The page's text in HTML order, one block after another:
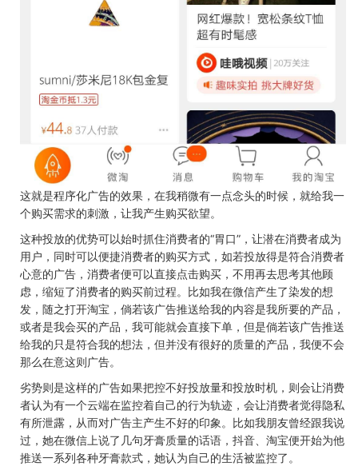
这就是程序化广告的效果，在我稍微有一点念头的时候，就给我一
个购买需求的刺激，让我产生购买欲望。
这种投放的优势可以始时抓住消费者的“胃口”，让潜在消费者成为
用户，同时可以便捷消费者的购买方式，如若投放得是符合消费者
心意的广告，消费者便可以直接点击购买，不用再去思考其他顾
虑，缩短了消费者的购买前过程。比如我在微信产生了染发的想
发，随之打开淘宝，倘若该广告推送给我的内容是我所要的产品，
或者是我会买的产品，我可能就会直接下单，但是倘若该广告推送
给我的只是符合我的想法，但并没有很好的质量的产品，我便不会
那么在意这则广告。
劣势则是这样的广告如果把控不好投放量和投放时机，则会让消费
者认为有一个云端在监控着自己的行为轨迹，会让消费者觉得隐私
有所泄露，从而对广告主产生不好的印象。比如我朋友曾经跟我说
过，她在微信上说了几句牙膏质量的话语，抖音、淘宝便开始为他
推送一系列各种牙膏款式，她认为自己的生活被监控了。